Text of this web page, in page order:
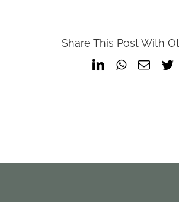
Share This Post With
LinkedInWhatsApp
Email